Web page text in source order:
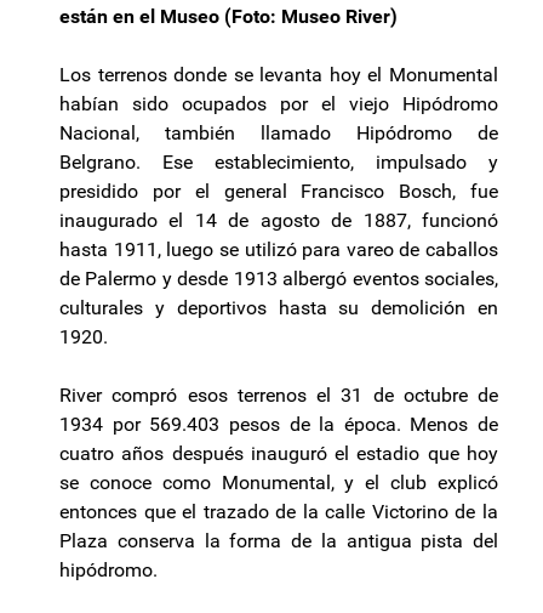
están en el Museo (Foto: Museo River)
Los terrenos donde se levanta hoy el Monumental
habían sido ocupados por el viejo Hipódromo
Nacional, también llamado Hipódromo de
Belgrano. Ese establecimiento, impulsado y
presidido por el general Francisco Bosch, fue
inaugurado el 14 de agosto de 1887, funcionó
hasta 1911, luego se utilizó para vareo de caballos
de Palermo y desde 1913 albergó eventos sociales,
culturales y deportivos hasta su demolición en
1920.
River compró esos terrenos el 31 de octubre de
1934 por 569.403 pesos de la época. Menos de
cuatro años después inauguró el estadio que hoy
se conoce como Monumental, y el club explicó
entonces que el trazado de la calle Victorino de la
Plaza conserva la forma de la antigua pista del
hipódromo.